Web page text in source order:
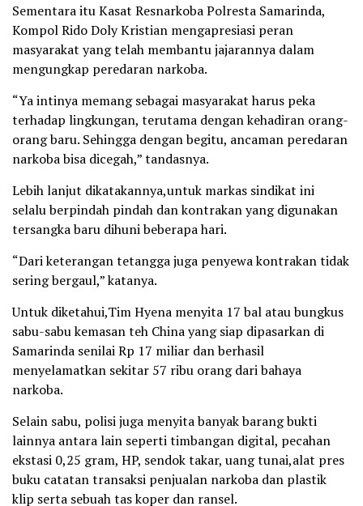
Sementara itu Kasat Resnarkoba Polresta Samarinda,
Kompol Rido Doly Kristian mengapresiasi peran
masyarakat yang telah membantu jajarannya dalam
mengungkap peredaran narkoba.
“Ya intinya memang sebagai masyarakat harus peka
terhadap lingkungan, terutama dengan kehadiran orang-
orang baru. Sehingga dengan begitu, ancaman peredaran
narkoba bisa dicegah,” tandasnya.
Lebih lanjut dikatakannya,untuk markas sindikat ini
selalu berpindah pindah dan kontrakan yang digunakan
tersangka baru dihuni beberapa hari.
“Dari keterangan tetangga juga penyewa kontrakan tidak
sering bergaul,” katanya.
Untuk diketahui,Tim Hyena menyita 17 bal atau bungkus
sabu-sabu kemasan teh China yang siap dipasarkan di
Samarinda senilai Rp 17 miliar dan berhasil
menyelamatkan sekitar 57 ribu orang dari bahaya
narkoba.
Selain sabu, polisi juga menyita banyak barang bukti
lainnya antara lain seperti timbangan digital, pecahan
ekstasi 0,25 gram, HP, sendok takar, uang tunai,alat pres
buku catatan transaksi penjualan narkoba dan plastik
klip serta sebuah tas koper dan ransel.